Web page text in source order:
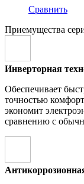
Сравнить
Приемущества
Инверторная
Обеспечивает
точностью
экономит
сравнению с